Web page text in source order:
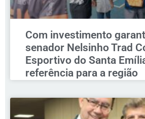
Com investimento
senador Nelsinho Trad
Esportivo do Santa
referência para a região